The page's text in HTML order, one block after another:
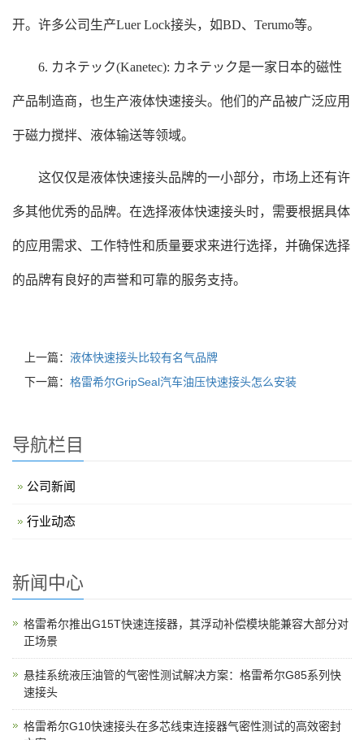
开。许多公司生产Luer Lock接头，如BD、Terumo等。
6. カネテック(Kanetec): カネテック是一家日本的磁性
产品制造商，也生产液体快速接头。他们的产品被广泛应用
于磁力搅拌、液体输送等领域。
这仅仅是液体快速接头品牌的一小部分，市场上还有许
多其他优秀的品牌。在选择液体快速接头时，需要根据具体
的应用需求、工作特性和质量要求来进行选择，并确保选择
的品牌有良好的声誉和可靠的服务支持。
上一篇： 液体快速接头比较有名气品牌
下一篇： 格雷希尔GripSeal汽车油压快速接头怎么安装
导航栏目
公司新闻
行业动态
新闻中心
格雷希尔推出G15T快速连接器，其浮动补偿模块能兼容大部分对
正场景
悬挂系统液压油管的气密性测试解决方案：格雷希尔G85系列快
速接头
格雷希尔G10快速接头在多芯线束连接器气密性测试的高效密封